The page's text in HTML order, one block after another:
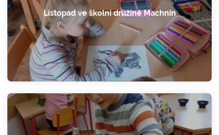
Listopad ve školní družině Machnín